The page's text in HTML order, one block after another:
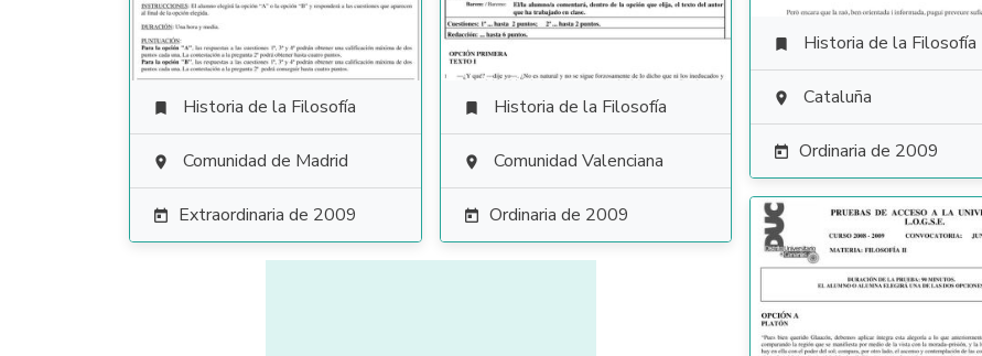
 Historia de la Filosofía
 Cataluña
 Ordinaria de 2009
 Historia de la Filosofía
 Comunidad de Madrid
 Extraordinaria de 2009
 Historia de la Filosofía
 Comunidad Valenciana
 Ordinaria de 2009